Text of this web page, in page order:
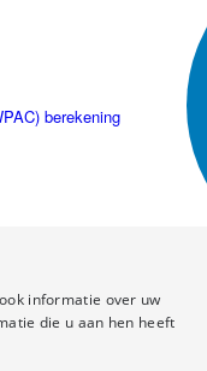
berekening
informatie over uw
die u aan hen heeft